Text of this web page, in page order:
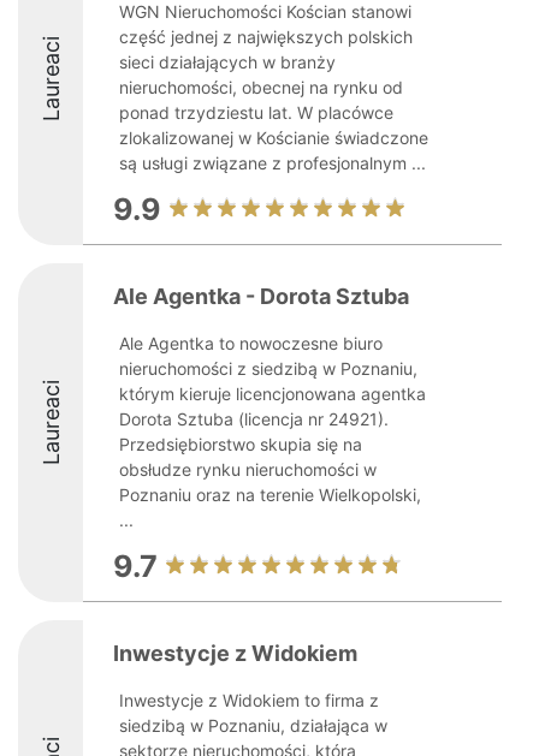
Laureaci
WGN Nieruchomości Kościan stanowi
część jednej z największych polskich
sieci działających w branży
nieruchomości, obecnej na rynku od
ponad trzydziestu lat. W placówce
zlokalizowanej w Kościanie świadczone
są usługi związane z profesjonalnym ...
9.9
Laureaci
Ale Agentka - Dorota Sztuba
Ale Agentka to nowoczesne biuro
nieruchomości z siedzibą w Poznaniu,
którym kieruje licencjonowana agentka
Dorota Sztuba (licencja nr 24921).
Przedsiębiorstwo skupia się na
obsłudze rynku nieruchomości w
Poznaniu oraz na terenie Wielkopolski,
...
9.7
Inwestycje z Widokiem
Inwestycje z Widokiem to firma z
siedzibą w Poznaniu, działająca w
sektorze nieruchomości, która